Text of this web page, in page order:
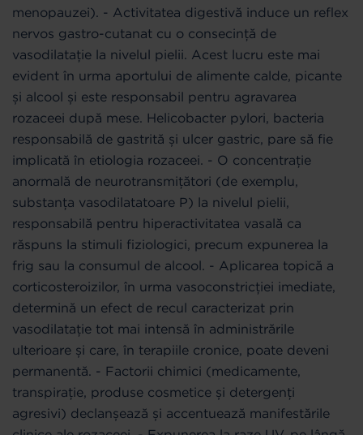
menopauzei). - Activitatea digestivă induce un reflex
nervos gastro-cutanat cu o consecință de
vasodilatație la nivelul pielii. Acest lucru este mai
evident în urma aportului de alimente calde, picante
și alcool și este responsabil pentru agravarea
rozaceei după mese. Helicobacter pylori, bacteria
responsabilă de gastrită și ulcer gastric, pare să fie
implicată în etiologia rozaceei. - O concentrație
anormală de neurotransmițători (de exemplu,
substanța vasodilatatoare P) la nivelul pielii,
responsabilă pentru hiperactivitatea vasală ca
răspuns la stimuli fiziologici, precum expunerea la
frig sau la consumul de alcool. - Aplicarea topică a
corticosteroizilor, în urma vasoconstricției imediate,
determină un efect de recul caracterizat prin
vasodilatație tot mai intensă în administrările
ulterioare și care, în terapiile cronice, poate deveni
permanentă. - Factorii chimici (medicamente,
transpirație, produse cosmetice și detergenți
agresivi) declanșează și accentuează manifestările